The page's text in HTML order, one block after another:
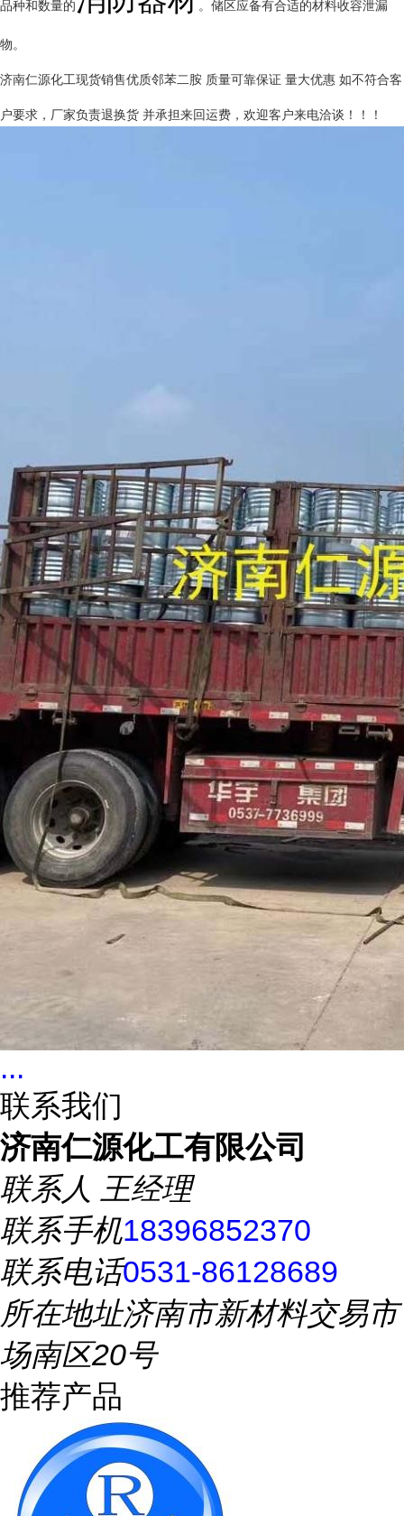
品种和数量的 。储区应备有合适的材料收容泄漏
物。
济南仁源化工现货销售优质邻苯二胺 质量可靠保证 量大优惠 如不符合客
户要求，厂家负责退换货 并承担来回运费，欢迎客户来电洽谈！！！
...
联系我们
济南仁源化工有限公司
联系人 王经理
联系手机18396852370
联系电话0531-86128689
所在地址济南市新材料交易市
场南区20号
推荐产品